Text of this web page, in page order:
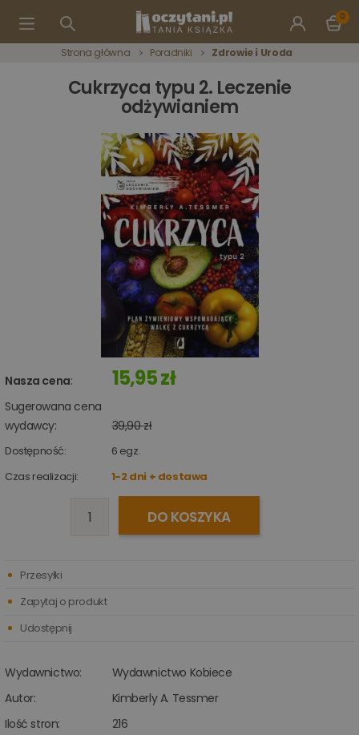
0
Strona główna Poradniki Zdrowie i Uroda
Cukrzyca typu 2. Leczenie
odżywianiem
Nasza cena: 15,95 zł
Sugerowana cena
wydawcy:
39,90 zł
Dostępność: 6 egz.
Czas realizacji:
1-2 dni + dostawa
DO KOSZYKA
Wydawnictwo:
Wydawnictwo Kobiece
Autor:
Kimberly A. Tessmer
Ilość stron:
216
Przesyłki
Zapytaj o produkt
Udostępnij